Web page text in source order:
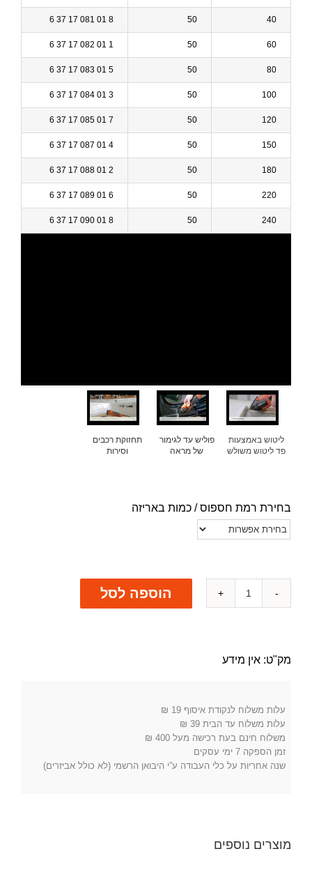
40
50
8 01 081 17 37 6
60
50
1 01 082 17 37 6
80
50
5 01 083 17 37 6
100
50
3 01 084 17 37 6
120
50
7 01 085 17 37 6
150
50
4 01 087 17 37 6
180
50
2 01 088 17 37 6
220
50
6 01 089 17 37 6
240
50
8 01 090 17 37 6
ליטוש באמצעות
פד ליטוש משולש
פוליש עד לגימור
של מראה
תחזוקת רכבים
וסירות
בחירת רמת חספוס / כמות באריזה
כמות
הוספה לסל
מק"ט: אין מידע
עלות משלוח לנקודת איסוף 19 ₪
עלות משלוח עד הבית 39 ₪
משלוח חינם בעת רכישה מעל 400 ₪
זמן הספקה 7 ימי עסקים
שנה אחריות על כלי העבודה ע”י היבואן הרשמי (לא כולל אביזרים)
מוצרים נוספים